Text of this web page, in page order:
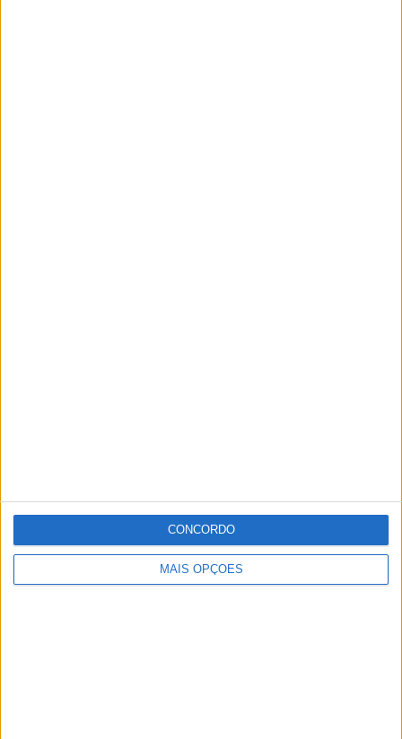
MAIS OPÇÕES
CONCORDO